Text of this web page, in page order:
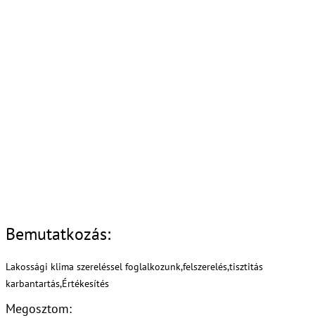
Bemutatkozás:
Lakossági klima szereléssel foglalkozunk,felszerelés,tisztitás
karbantartás,Értékesítés
Megosztom: